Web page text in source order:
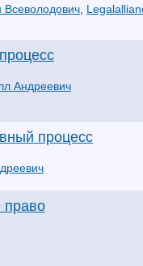
Всеволодович
Андреевич
процесс
право